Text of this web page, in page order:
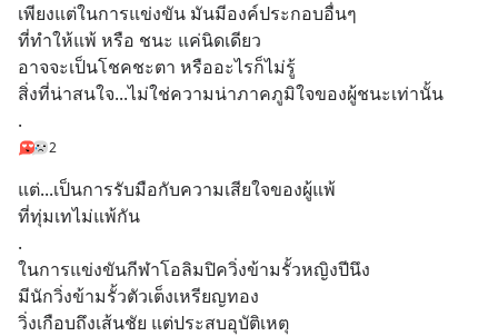
เพียงแต่ในการแข่งขัน มันมีองค์ประกอบอื่นๆ
ที่ทำให้แพ้ หรือ ชนะ แค่นิดเดียว
อาจจะเป็นโชคชะตา หรืออะไรก็ไม่รู้
สิ่งที่น่าสนใจ...ไม่ใช่ความน่าภาคภูมิใจของผู้ชนะเท่านั้น
.
2
แต่...เป็นการรับมือกับความเสียใจของผู้แพ้
ที่ทุ่มเทไม่แพ้กัน
.
ในการแข่งขันกีฬาโอลิมปิควิ่งข้ามรั้วหญิงปีนึง
มีนักวิ่งข้ามรั้วตัวเต็งเหรียญทอง
วิ่งเกือบถึงเส้นชัย แต่ประสบอุบัติเหตุ